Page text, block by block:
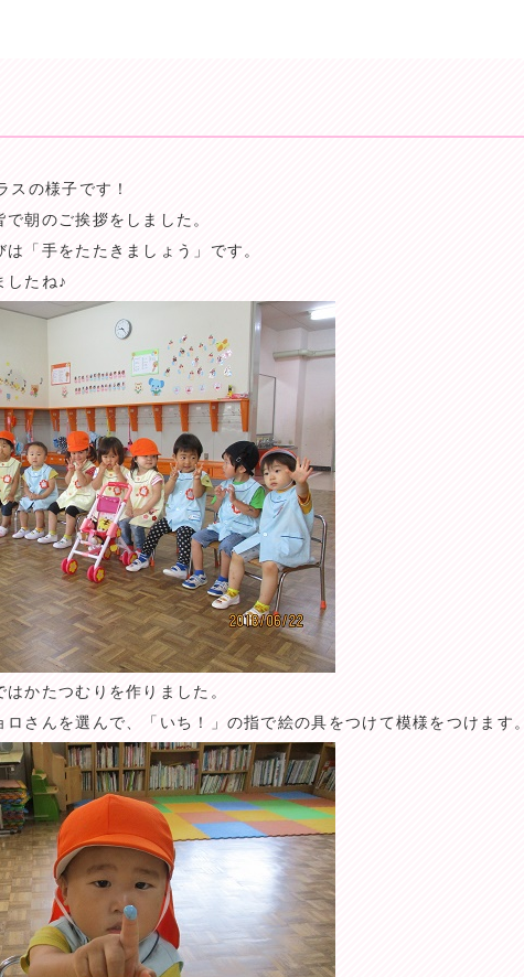
スの様子です！
朝のご挨拶をしました。
「手をたたきましょう」です。
したね♪
かたつむりを作りました。
さんを選んで、「いち！」の指で絵の具をつけて模様をつけます。